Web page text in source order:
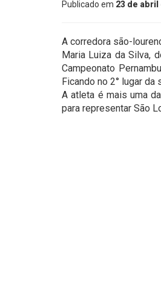
Publicado em 23 de abril
A corredora são-
Maria Luiza da Silva,
Campeonato
Ficando no 2° lugar da
A atleta é mais uma
para representar São